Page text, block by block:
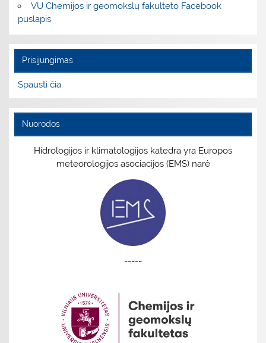
VU Chemijos ir geomokslų fakulteto Facebook
puslapis
Prisijungimas
Spausti čia
Nuorodos
Hidrologijos ir klimatologijos katedra yra Europos
meteorologijos asociacijos (EMS) narė
-----